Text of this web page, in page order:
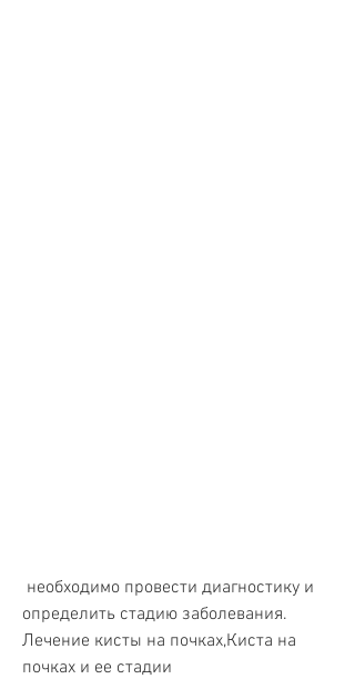
определить стадию заболевания.
Лечение кисты на почках,Киста на
почках и ее стадии